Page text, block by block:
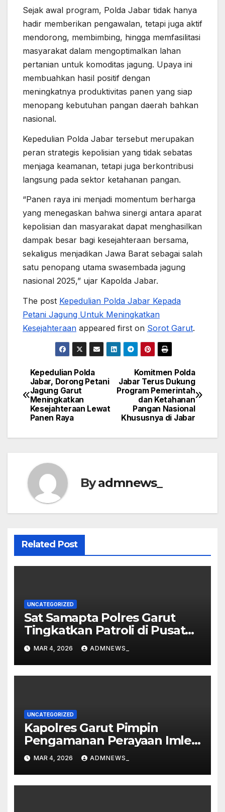
Sejak awal program, Polda Jabar tidak hanya
hadir memberikan pengawalan, tetapi juga aktif
mendorong, membimbing, hingga memfasilitasi
masyarakat dalam mengoptimalkan lahan
pertanian untuk komoditas jagung. Upaya ini
membuahkan hasil positif dengan
meningkatnya produktivitas panen yang siap
menopang kebutuhan pangan daerah bahkan
nasional.
Kepedulian Polda Jabar tersebut merupakan
peran strategis kepolisian yang tidak sebatas
menjaga keamanan, tetapi juga berkontribusi
langsung pada sektor ketahanan pangan.
“Panen raya ini menjadi momentum berharga
yang menegaskan bahwa sinergi antara aparat
kepolisian dan masyarakat dapat menghasilkan
dampak besar bagi kesejahteraan bersama,
sekaligus menjadikan Jawa Barat sebagai salah
satu penopang utama swasembada jagung
nasional 2025,” ujar Kapolda Jabar.
The post Kepedulian Polda Jabar Kepada
Petani Jagung Untuk Meningkatkan
Kesejahteraan appeared first on Sorot Garut.
Post
navigation
Komitmen Polda
Jabar Terus Dukung
Program Pemerintah
dan Ketahanan
Pangan Nasional
Khususnya di Jabar
Kepedulian Polda
Jabar, Dorong Petani
Jagung Garut
Meningkatkan
Kesejahteraan Lewat
Panen Raya
Byadmnews_
Related Post
UNCATEGORIZED
Sat Samapta Polres Garut
Tingkatkan Patroli di Pusat
Perbelanjaan
MAR 4, 2026 ADMNEWS_
UNCATEGORIZED
Kapolres Garut Pimpin
Pengamanan Perayaan Imlek
dan Malam Cap Go Meh
2577/2026 di Vihara Dharma
Loka
MAR 4, 2026 ADMNEWS_